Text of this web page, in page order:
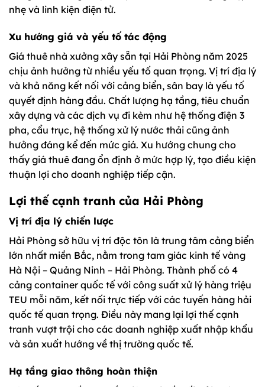
nhẹ và linh kiện điện tử.
Xu hướng giá và yếu tố tác động
Giá thuê nhà xưởng xây sẵn tại Hải Phòng năm 2025
chịu ảnh hưởng từ nhiều yếu tố quan trọng. Vị trí địa lý
và khả năng kết nối với cảng biển, sân bay là yếu tố
quyết định hàng đầu. Chất lượng hạ tầng, tiêu chuẩn
xây dựng và các dịch vụ đi kèm như hệ thống điện 3
pha, cẩu trục, hệ thống xử lý nước thải cũng ảnh
hưởng đáng kể đến mức giá. Xu hướng chung cho
thấy giá thuê đang ổn định ở mức hợp lý, tạo điều kiện
thuận lợi cho doanh nghiệp tiếp cận.
Lợi thế cạnh tranh của Hải Phòng
Vị trí địa lý chiến lược
Hải Phòng sở hữu vị trí độc tôn là trung tâm cảng biển
lớn nhất miền Bắc, nằm trong tam giác kinh tế vàng
Hà Nội – Quảng Ninh – Hải Phòng. Thành phố có 4
cảng container quốc tế với công suất xử lý hàng triệu
TEU mỗi năm, kết nối trực tiếp với các tuyến hàng hải
quốc tế quan trọng. Điều này mang lại lợi thế cạnh
tranh vượt trội cho các doanh nghiệp xuất nhập khẩu
và sản xuất hướng về thị trường quốc tế.
Hạ tầng giao thông hoàn thiện